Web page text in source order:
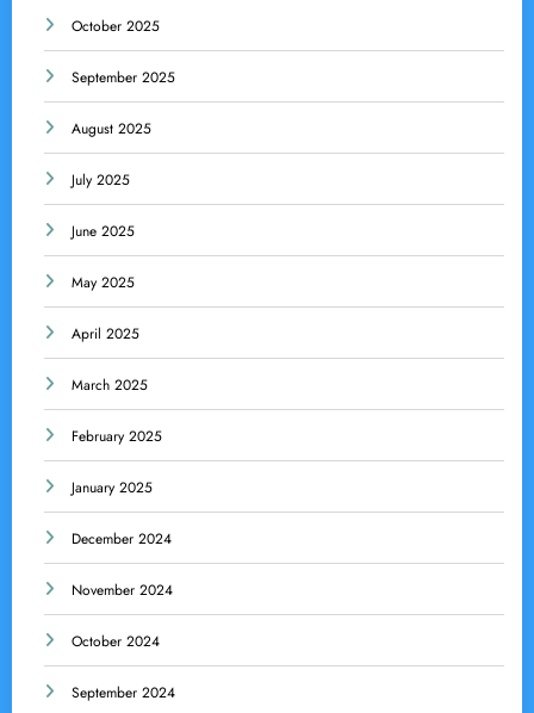
October 2025
September 2025
August 2025
July 2025
June 2025
May 2025
April 2025
March 2025
February 2025
January 2025
December 2024
November 2024
October 2024
September 2024